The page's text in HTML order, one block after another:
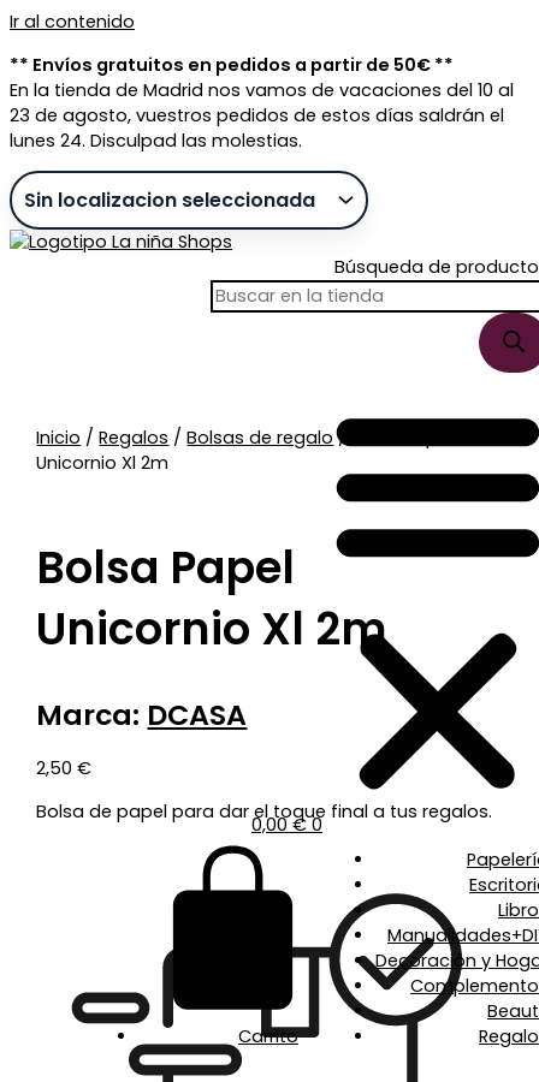
Ir al contenido
** Envíos gratuitos en pedidos a partir de 50€ **
En la tienda de Madrid nos vamos de vacaciones del 10 al
23 de agosto, vuestros pedidos de estos días saldrán el
lunes 24. Disculpad las molestias.
Búsqueda de
0,00€ 0
Carrito
Decoración y
Inicio /Regalos /Bolsas de regalo/ Bolsa Papel
Unicornio Xl 2m
Bolsa Papel
Unicornio Xl 2m
Marca: DCASA
2,50€
Bolsa de papel para dar el toque final a tus regalos.